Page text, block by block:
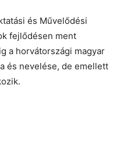
és Művelődési
fejlődésen ment
a horvátországi magyar
és nevelése, de emellett